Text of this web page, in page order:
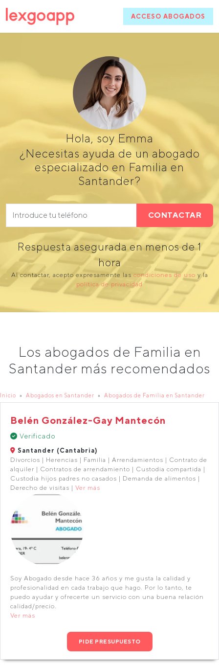
ACCESO ABOGADOS
Hola, soy Emma
¿Necesitas ayuda de un abogado
especializado en Familia en
Santander?
CONTACTAR
Respuesta asegurada en menos de 1
hora
Al contactar, acepto expresamente las condiciones de uso y la
política de privacidad
Los abogados de Familia en
Santander más recomendados
Inicio Abogados en Santander Abogados de Familia en Santander
Belén González-Gay Mantecón
Verificado
Santander (Cantabria)
Divorcios | Herencias | Familia | Arrendamientos | Contrato de
alquiler | Contratos de arrendamiento | Custodia compartida |
Custodia hijos padres no casados | Demanda de alimentos |
Derecho de visitas | Ver más
Soy Abogado desde hace 36 años y me gusta la calidad y
profesionalidad en cada trabajo que hago. Por lo tanto, te
puedo ayudar y ofrecerte un servicio con una buena relación
calidad/precio.
Ver más
PIDE PRESUPUESTO